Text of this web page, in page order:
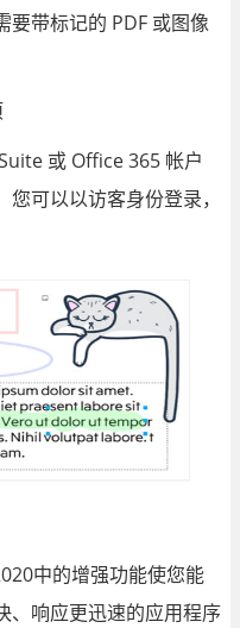
要带标记的 PDF 或图像
或 Office 365 帐户
可以以访客身份登录，
中的增强功能使您能
、响应更迅速的应用程序